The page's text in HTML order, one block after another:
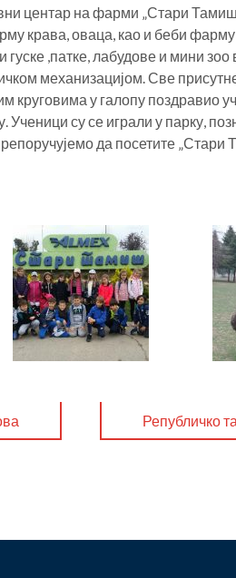
центар на фарми „Стари
крава, оваца, као и беби
,патке, лабудове и мини зоо
механизацијом. Све
круговима у галопу поздравио
су се играли у парку,
да посетите „Стари
Републичко